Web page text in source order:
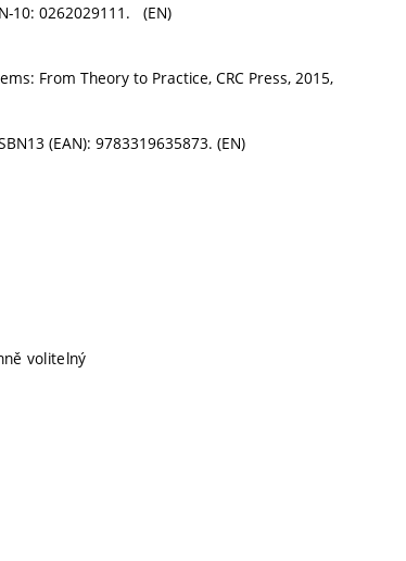
10: 0262029111. (EN)
From Theory to Practice, CRC Press, 2015,
(EAN): 9783319635873. (EN)
volitelný